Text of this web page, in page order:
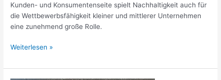
Kunden- und Konsumentenseite spielt Nachhaltigkeit auch für
die Wettbewerbsfähigkeit kleiner und mittlerer Unternehmen
eine zunehmend große Rolle.
Weiterlesen »